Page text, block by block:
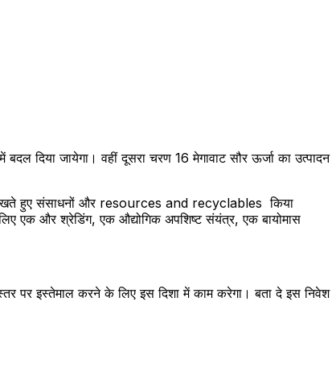
दिया जायेगा। वहीं दूसरा चरण 16 मेगावाट सौर ऊर्जा का उत्पादन
हुए संसाधनों और resources and recyclables किया
लिए एक और श्रेडिंग, एक औद्योगिक अपशिष्ट संयंत्र, एक बायोमास
पर इस्तेमाल करने के लिए इस दिशा में काम करेगा। बता दे इस निवेश